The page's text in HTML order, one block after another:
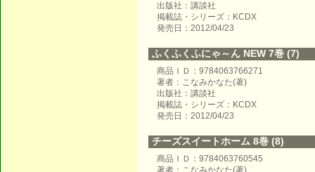
出版社：講談社
掲載誌・シリーズ：KCDX
発売日：2012/04/23
ふくふくふにゃ～ん NEW 7巻 (7)
商品ＩＤ：9784063766271
著者：こなみかなた(著)
出版社：講談社
掲載誌・シリーズ：KCDX
発売日：2012/04/23
チーズスイートホーム 8巻 (8)
商品ＩＤ：9784063760545
著者：こなみかなた(著)